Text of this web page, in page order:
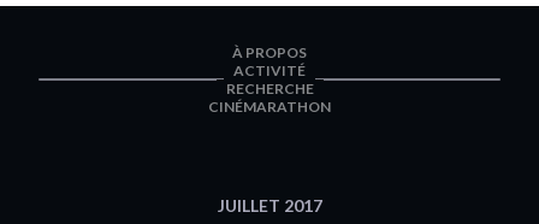
À PROPOS
ACTIVITÉ
RECHERCHE
CINÉMARATHON
JUILLET 2017